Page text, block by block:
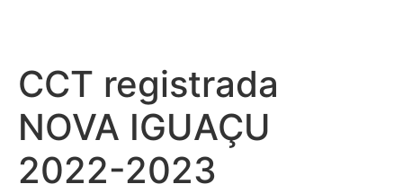
CCT registrada
NOVA IGUAÇU
2022-2023